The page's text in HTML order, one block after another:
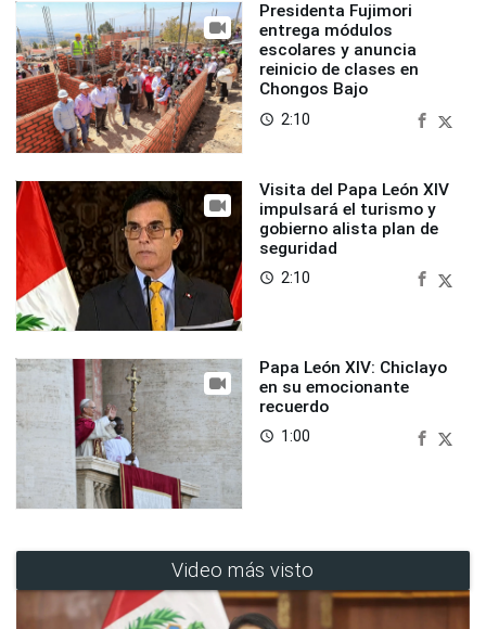
Presidenta Fujimori
entrega módulos
escolares y anuncia
reinicio de clases en
Chongos Bajo
access_time 2:10
Visita del Papa León XIV
impulsará el turismo y
gobierno alista plan de
seguridad
access_time 2:10
Papa León XIV: Chiclayo
en su emocionante
recuerdo
access_time 1:00
Video más visto